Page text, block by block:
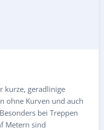
kurze, geradlinige
ohne Kurven und auch
bei Treppen
Metern sind